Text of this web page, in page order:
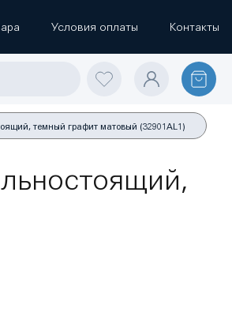
Условия оплаты Контакты
темный графит матовый (32901AL1)